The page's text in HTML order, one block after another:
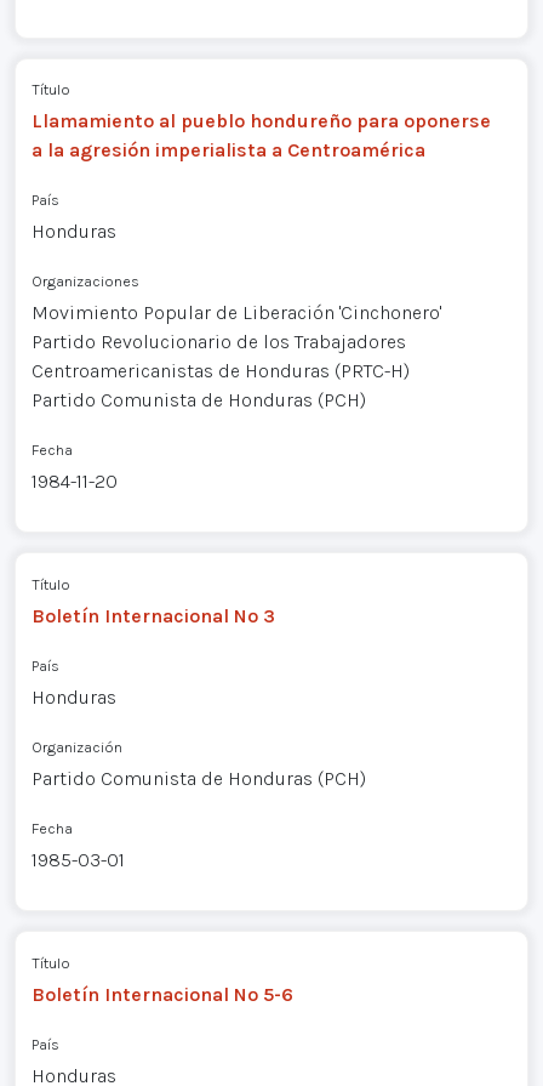
Título
Llamamiento al pueblo hondureño para oponerse
a la agresión imperialista a Centroamérica
País
Honduras
Organizaciones
Movimiento Popular de Liberación 'Cinchonero'
Partido Revolucionario de los Trabajadores
Centroamericanistas de Honduras (PRTC-H)
Partido Comunista de Honduras (PCH)
Fecha
1984-11-20
Título
Boletín Internacional Nº 3
País
Honduras
Organización
Partido Comunista de Honduras (PCH)
Fecha
1985-03-01
Título
Boletín Internacional Nº 5-6
País
Honduras